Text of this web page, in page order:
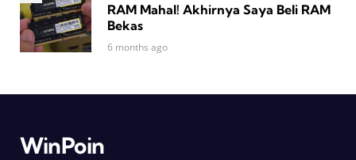
RAM Mahal! Akhirnya Saya Beli RAM
Bekas
6 months ago
WinPoin